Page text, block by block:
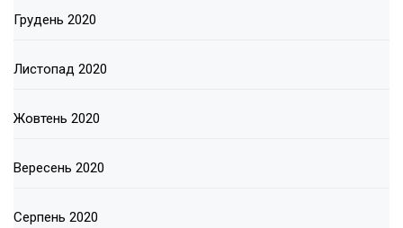
Грудень 2020
Листопад 2020
Жовтень 2020
Вересень 2020
Серпень 2020